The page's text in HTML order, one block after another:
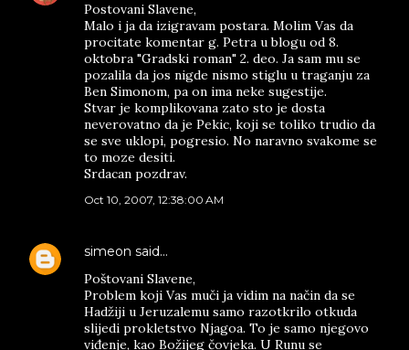
Postovani Slavene,
Malo i ja da izigravam postara. Molim Vas da
procitate komentar g. Petra u blogu od 8.
oktobra "Gradski roman" 2. deo. Ja sam mu se
pozalila da jos nigde nismo stiglu u traganju za
Ben Simonom, pa on ima neke sugestije.
Stvar je komplikovana zato sto je dosta
neverovatno da je Pekic, koji se toliko trudio da
se sve uklopi, pogresio. No naravno svakome se
to moze desiti.
Srdacan pozdrav.
Oct 10, 2007, 12:38:00 AM
simeon said…
Poštovani Slavene,
Problem koji Vas muči ja vidim na način da se
Hadžiji u Jeruzalemu samo razotkrilo otkuda
slijedi prokletstvo Njagoa. To je samo njegovo
viđenje, kao Božijeg čovjeka. U Runu se